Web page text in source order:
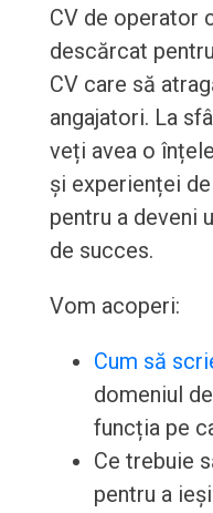
CV de operator
descărcat
CV care să
angajatori. La
veți avea o
și experienței
pentru a deveni
de succes.
Vom acoperi:
Cum să
domeniul
funcția pe
Ce trebuie
pentru a